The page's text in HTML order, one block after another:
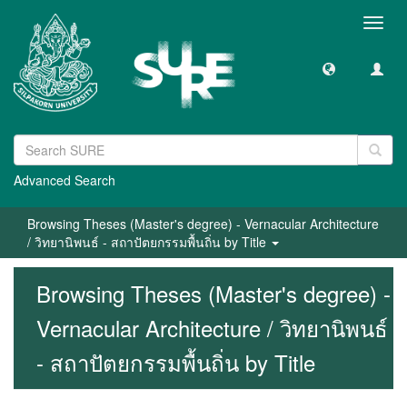
Advanced Search
Browsing Theses (Master's degree) - Vernacular Architecture
/ วิทยานิพนธ์ - สถาปัตยกรรมพื้นถิ่น by Title
Browsing Theses (Master's degree) -
Vernacular Architecture / วิทยานิพนธ์
- สถาปัตยกรรมพื้นถิ่น by Title